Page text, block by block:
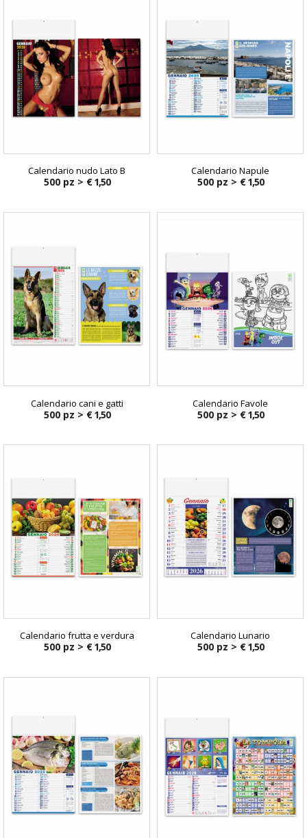
Calendario nudo Lato B
500 pz > € 1,50
Calendario Napule
500 pz > € 1,50
Calendario cani e gatti
500 pz > € 1,50
Calendario Favole
500 pz > € 1,50
Calendario frutta e verdura
500 pz > € 1,50
Calendario Lunario
500 pz > € 1,50